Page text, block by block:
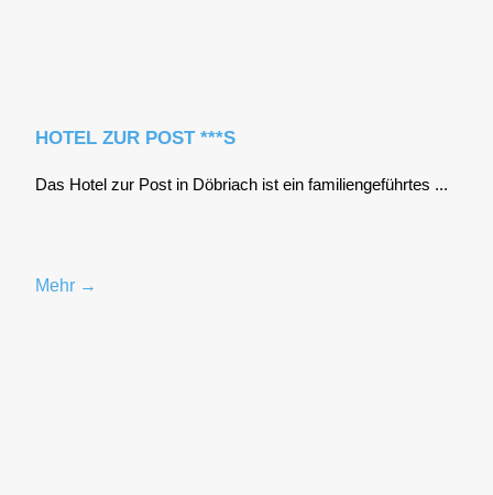
HOTEL ZUR POST ***S
Das Hotel zur Post in Döbriach ist ein fami­li­en­ge­führ­tes ...
Mehr →